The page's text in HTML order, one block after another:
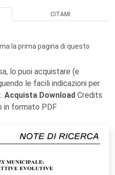
CITAMI
la prima pagina di questo
lo puoi acquistare (e
le facili indicazioni per
Acquista Download Credits
in formato PDF